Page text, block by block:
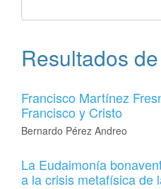
Resultados
Francisco Martínez
Francisco y Cristo
Bernardo Pérez Andreo
La Eudaimonía
a la crisis metafísica de